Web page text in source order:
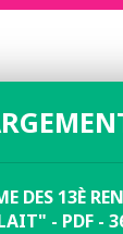
DES 13È
- PDF -